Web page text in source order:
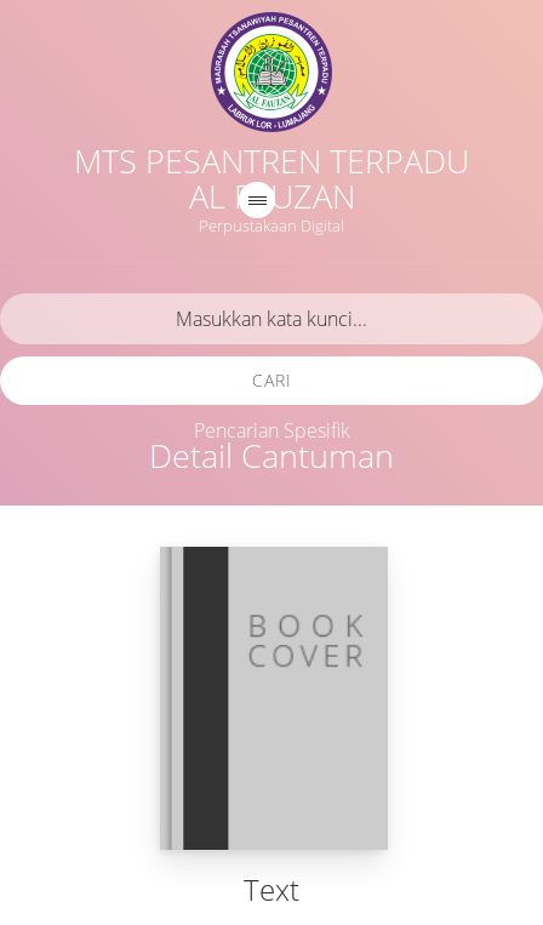
MTS PESANTREN TERPADU
AL FAUZAN
Perpustakaan Digital
Detail Cantuman
CARI
Pencarian Spesifik
Text